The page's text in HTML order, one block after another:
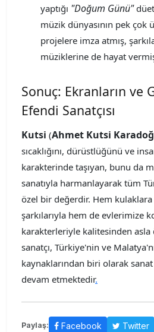
yaptığı "Doğum Günü"
müzik dünyasının pek
projelere imza atmış,
müziklerine de hayat
Sonuç: Ekranların ve
Efendi Sanatçısı
Kutsi (Ahmet Kutsi
sıcaklığını, dürüstlüğünü ve
karakterinde taşıyan, bunu da
sanatıyla harmanlayarak tüm
özel bir değerdir. Hem kulaklara
şarkılarıyla hem de evlerimize
karakterleriyle kalitesinden
sanatçı, Türkiye'nin ve
kaynaklarından biri olarak
devam etmektedir.
Paylaş: Facebook Twitter